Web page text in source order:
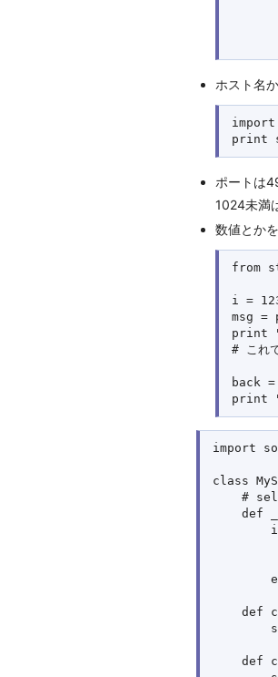
ホスト名
ポートは
1024未満
数値とか
from
i =
msg
print
# これ
back
import
class
#
def
def
def